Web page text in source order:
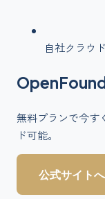
自社クラウ
無料プランで今す
ド可能。
公式サイト